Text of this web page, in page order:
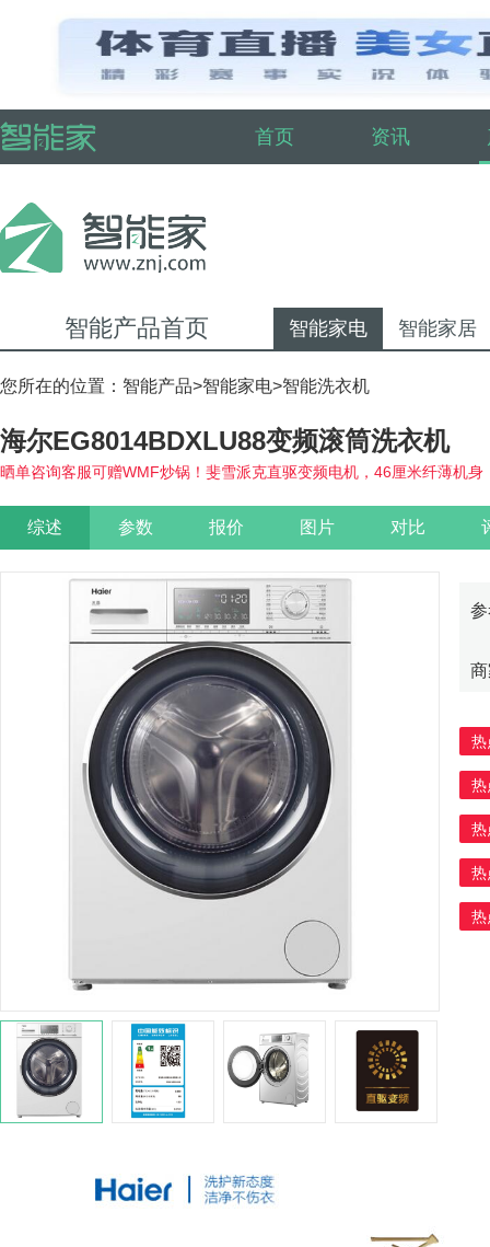
首页 资讯
智能产品首页 智能家电 智能家居
您所在的位置： 智能产品>智能家电>智能洗衣机
海尔EG8014BDXLU88变频滚筒洗衣机
晒单咨询客服可赠WMF炒锅！斐雪派克直驱变频电机，46厘米纤薄机身
综述 参数 报价 图片 对比
热
热
热
热
热